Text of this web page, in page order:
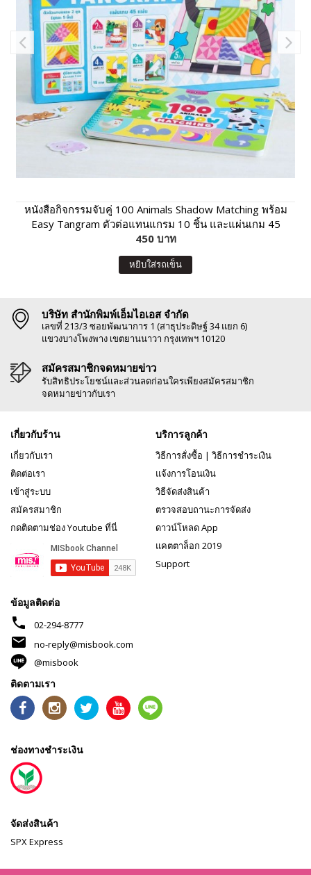
หนังสือกิจกรรมจับคู่ 100 Animals Shadow Matching พร้อม
Easy Tangram ตัวต่อแทนแกรม 10 ชิ้น และแผ่นเกม 45
แผ่น
450 บาท
หยิบใส่รถเข็น
บริษัท สำนักพิมพ์เอ็มไอเอส จำกัด
เลขที่ 213/3 ซอยพัฒนาการ 1 (สาธุประดิษฐ์ 34 แยก 6)
แขวงบางโพงพาง เขตยานนาวา กรุงเทพฯ 10120
สมัครสมาชิกจดหมายข่าว
รับสิทธิประโยชน์และส่วนลดก่อนใครเพียงสมัครสมาชิก
จดหมายข่าวกับเรา
เกี่ยวกับร้าน
เกี่ยวกับเรา
ติดต่อเรา
เข้าสู่ระบบ
สมัครสมาชิก
กดติดตามช่อง Youtube ที่นี่
บริการลูกค้า
วิธีการสั่งซื้อ | วิธีการชำระเงิน
แจ้งการโอนเงิน
วิธีจัดส่งสินค้า
ตรวจสอบถานะการจัดส่ง
ดาวน์โหลด App
แคตตาล็อก 2019
Support
ข้อมูลติดต่อ
phone 02-294-8777
mail
no-reply@misbook.com
@misbook
ติดตามเรา
ช่องทางชำระเงิน
จัดส่งสินค้า
SPX Express